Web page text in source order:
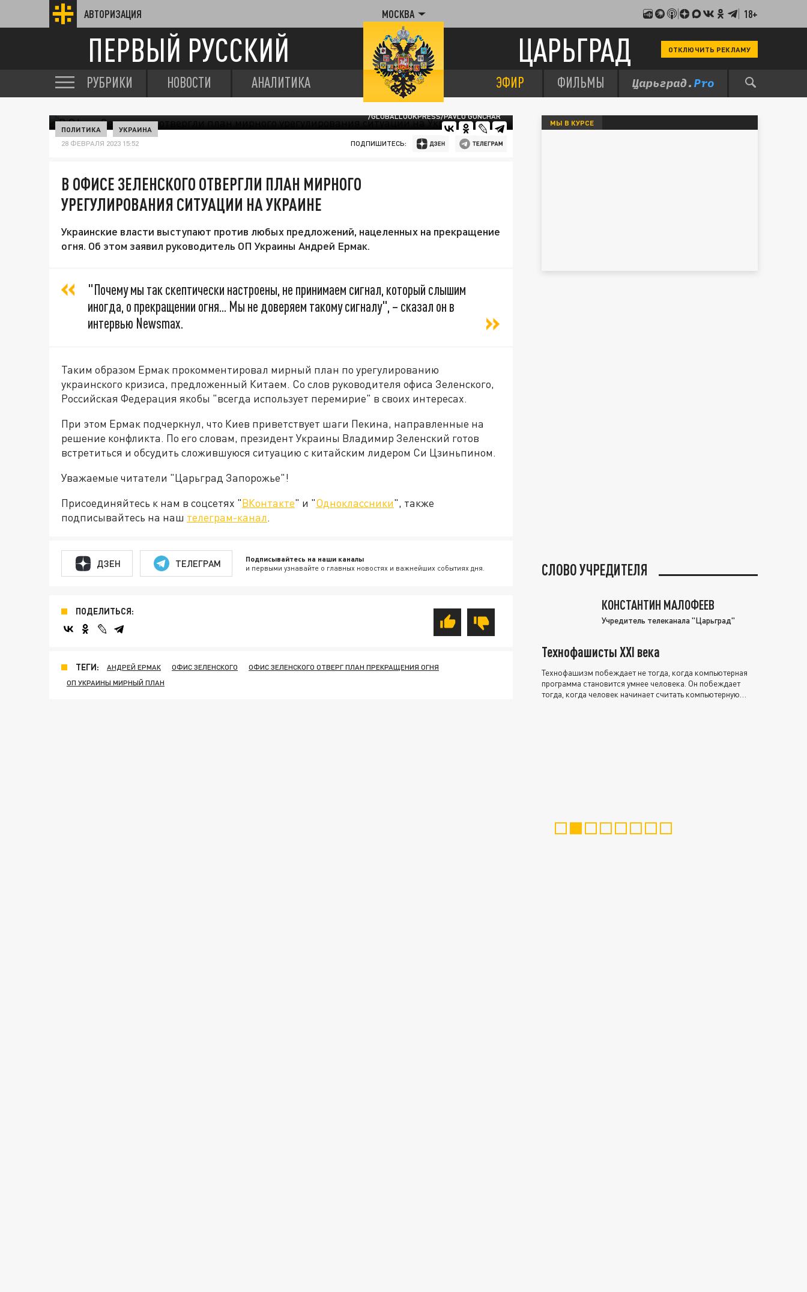
АВТОРИЗАЦИЯ МОСКВА 18+
ПЕРВЫЙ РУССКИЙ ЦАРЬГРАД ОТКЛЮЧИТЬ РЕКЛАМУ
РУБРИКИ НОВОСТИ АНАЛИТИКА ЭФИР ФИЛЬМЫ
/GLOBALLOOKPRESS/PAVLO GONCHAR
ПОЛИТИКА УКРАИНА
28 ФЕВРАЛЯ 2023 15:52 ПОДПИШИТЕСЬ:
В ОФИСЕ ЗЕЛЕНСКОГО ОТВЕРГЛИ ПЛАН МИРНОГО
УРЕГУЛИРОВАНИЯ СИТУАЦИИ НА УКРАИНЕ
Украинские власти выступают против любых предложений, нацеленных на прекращение
огня. Об этом заявил руководитель ОП Украины Андрей Ермак.
"Почему мы так скептически настроены, не принимаем сигнал, который слышим
иногда, о прекращении огня... Мы не доверяем такому сигналу", – сказал он в
интервью Newsmax.
Таким образом Ермак прокомментировал мирный план по урегулированию
украинского кризиса, предложенный Китаем. Со слов руководителя офиса Зеленского,
Российская Федерация якобы "всегда использует перемирие" в своих интересах.
При этом Ермак подчеркнул, что Киев приветствует шаги Пекина, направленные на
решение конфликта. По его словам, президент Украины Владимир Зеленский готов
встретиться и обсудить сложившуюся ситуацию с китайским лидером Си Цзиньпином.
Уважаемые читатели "Царьград Запорожье"!
Присоединяйтесь к нам в соцсетях "ВКонтакте" и "Одноклассники", также
подписывайтесь на наш телеграм-канал.
ДЗЕН ТЕЛЕГРАМ Подписывайтесь на наши каналы
и первыми узнавайте о главных новостях и важнейших событиях дня.
ПОДЕЛИТЬСЯ:
ТЕГИ: АНДРЕЙ ЕРМАК ОФИС ЗЕЛЕНСКОГО
ОФИС ЗЕЛЕНСКОГО ОТВЕРГ ПЛАН ПРЕКРАЩЕНИЯ ОГНЯ
ОП УКРАИНЫ МИРНЫЙ ПЛАН
МЫ В КУРСЕ
СЛОВО УЧРЕДИТЕЛЯ
КОНСТАНТИН МАЛОФЕЕВ
Учредитель телеканала "Царьград"
Технофашисты XXI века
Технофашизм побеждает не тогда, когда компьютерная
программа становится умнее человека. Он побеждает
тогда, когда человек начинает считать компьютерную